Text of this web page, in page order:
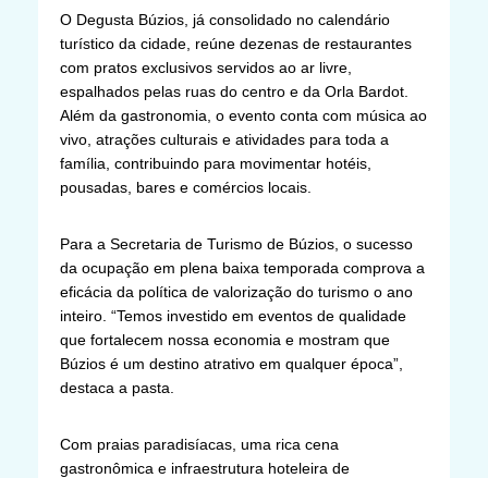
O Degusta Búzios, já consolidado no calendário
turístico da cidade, reúne dezenas de restaurantes
com pratos exclusivos servidos ao ar livre,
espalhados pelas ruas do centro e da Orla Bardot.
Além da gastronomia, o evento conta com música ao
vivo, atrações culturais e atividades para toda a
família, contribuindo para movimentar hotéis,
pousadas, bares e comércios locais.
Para a Secretaria de Turismo de Búzios, o sucesso
da ocupação em plena baixa temporada comprova a
eficácia da política de valorização do turismo o ano
inteiro. “Temos investido em eventos de qualidade
que fortalecem nossa economia e mostram que
Búzios é um destino atrativo em qualquer época”,
destaca a pasta.
Com praias paradisíacas, uma rica cena
gastronômica e infraestrutura hoteleira de